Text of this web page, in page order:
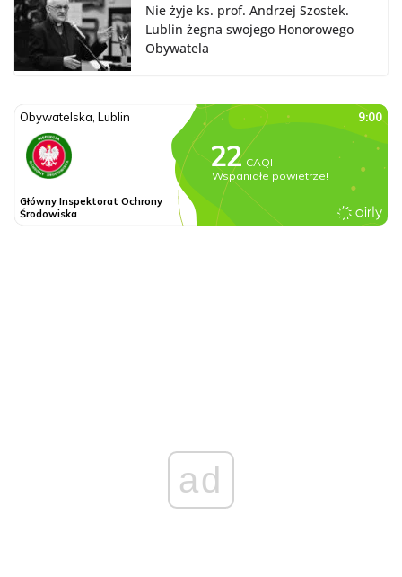
Nie żyje ks. prof. Andrzej Szostek.
Lublin żegna swojego Honorowego
Obywatela
ad